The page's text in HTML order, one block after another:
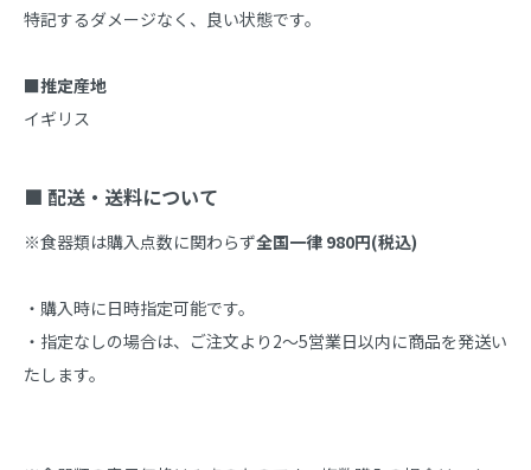
特記するダメージなく、良い状態です。
■推定産地
イギリス
■ 配送・送料について
※食器類は購入点数に関わらず全国一律 980円(税込)
・購入時に日時指定可能です。
・指定なしの場合は、ご注文より2～5営業日以内に商品を発送い
たします。